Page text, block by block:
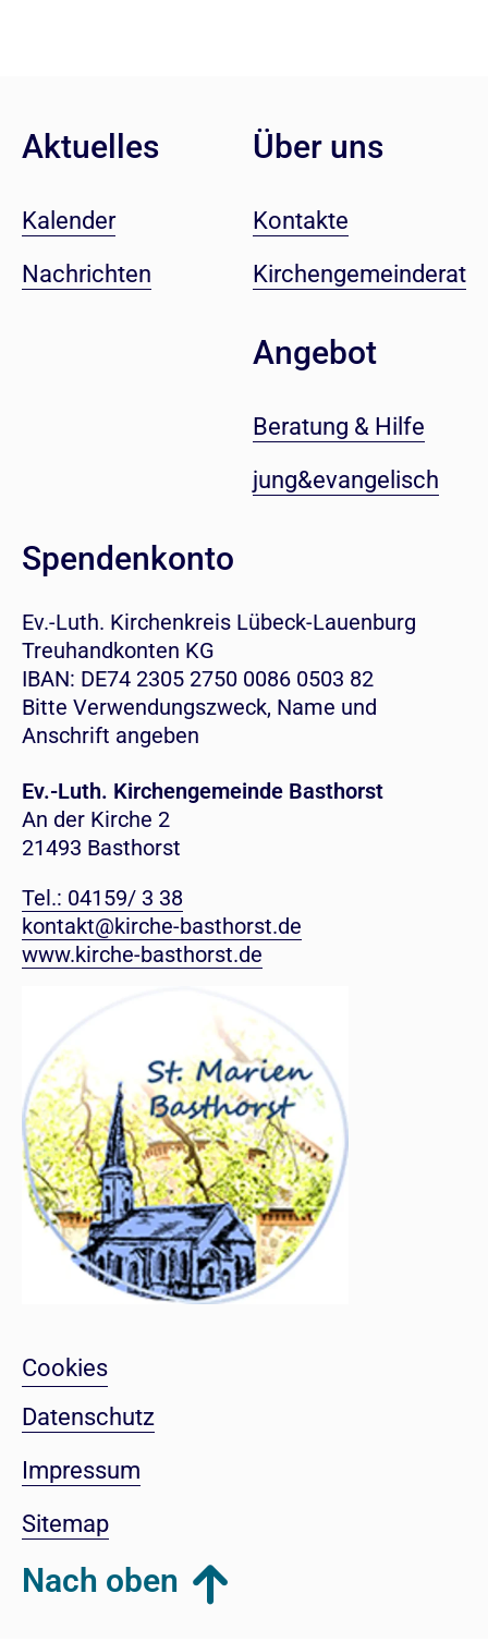
Aktuelles
Kalender
Nachrichten
Über uns
Kontakte
Kirchengemeinderat
Angebot
Beratung & Hilfe
jung&evangelisch
Spendenkonto
Ev.-Luth. Kirchenkreis Lübeck-Lauenburg
Treuhandkonten KG
IBAN: DE74 2305 2750 0086 0503 82
Bitte Verwendungszweck, Name und
Anschrift angeben
Ev.-Luth. Kirchengemeinde Basthorst
An der Kirche 2
21493 Basthorst
Tel.: 04159/ 3 38
kontakt@kirche-basthorst.de
www.kirche-basthorst.de
Cookies
Datenschutz
Impressum
Sitemap
Nach oben